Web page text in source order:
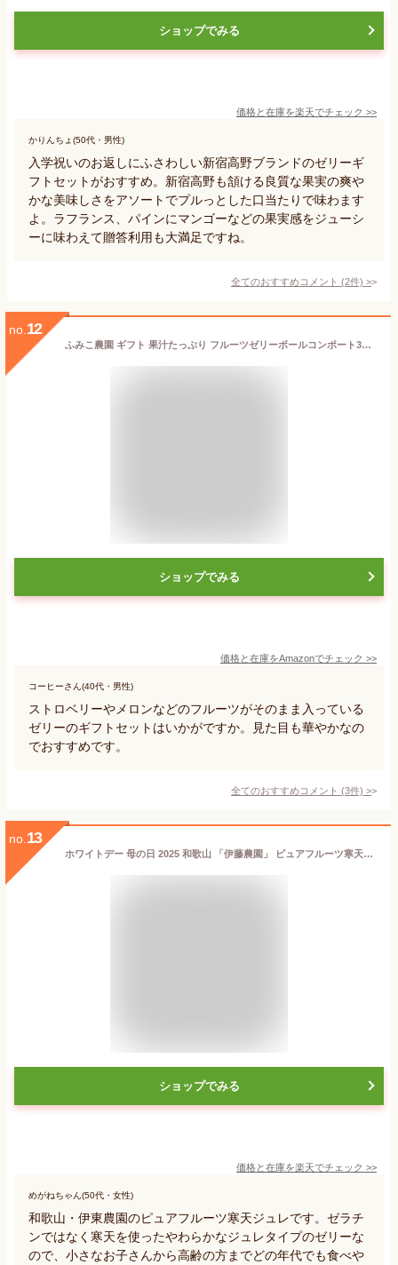
ショップでみる
価格と在庫を楽天でチェック >>
かりんちょ(50代・男性)
入学祝いのお返しにふさわしい新宿高野ブランドのゼリーギ
フトセットがおすすめ。新宿高野も頷ける良質な果実の爽や
かな美味しさをアソートでプルっとした口当たりで味わます
よ。ラフランス、パインにマンゴーなどの果実感をジューシ
ーに味わえて贈答利用も大満足ですね。
全てのおすすめコメント (2件) >
no. 12
ふみこ農園 ギフト 果汁たっぷり フルーツゼリーボールコンポート3本セット（いちご、ミックス、メロン）内祝 プチギフト 誕生日プレゼント〈10591〉(通常)
ショップでみる
価格と在庫をAmazonでチェック >>
コーヒーさん(40代・男性)
ストロベリーやメロンなどのフルーツがそのまま入っている
ゼリーのギフトセットはいかがですか。見た目も華やかなの
でおすすめです。
全てのおすすめコメント (3件) >
no. 13
ホワイトデー 母の日 2025 和歌山 「伊藤農園」 ピュアフルーツ寒天ジュレ 90g×8 SK2249 ゼリー フルーツゼリー ジュレ シャーベット スイーツ みかん オレンジ 洋菓子 常温 お取り寄せ お祝い 内祝い お礼 ギフト 送料無料 個包装 日持ち お供え 入学 卒業 退職
ショップでみる
価格と在庫を楽天でチェック >>
めがねちゃん(50代・女性)
和歌山・伊東農園のピュアフルーツ寒天ジュレです。ゼラチ
ンではなく寒天を使ったやわらかなジュレタイプのゼリーな
ので、小さなお子さんから高齢の方までどの年代でも食べや